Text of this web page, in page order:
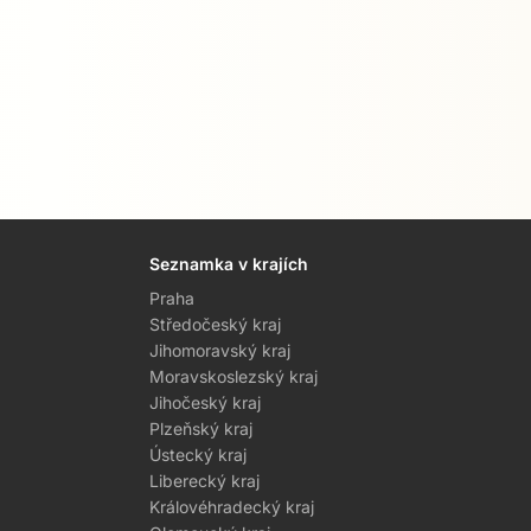
Seznamka v krajích
Praha
Středočeský kraj
Jihomoravský kraj
Moravskoslezský kraj
Jihočeský kraj
Plzeňský kraj
Ústecký kraj
Liberecký kraj
Královéhradecký kraj